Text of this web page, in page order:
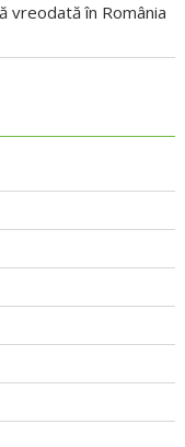
vreodată în România